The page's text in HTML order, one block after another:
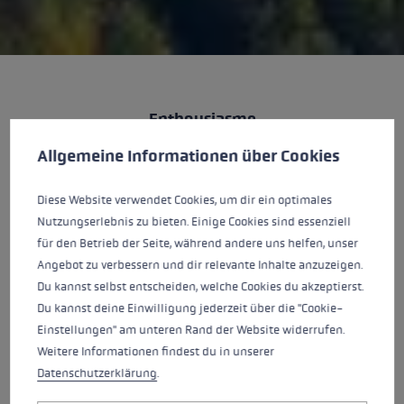
Enthousiasme
avec détermination, enthousiasme naturel et
dévouement. Nous sommes passionnés par le
sport dans la nature et nous vivons pour nos
produits. Nous sommes fiers de pouvoir offrir aux
sportifs le meilleur produit au monde.
Gestion des produits
Préférences en matière de cookies
This website uses cookies to give you the best possible experience.
Allgemeine Informationen über Cookies
Diese Website verwendet Cookies, um dir ein optimales
Nutzungserlebnis zu bieten. Einige Cookies sind essenziell
für den Betrieb der Seite, während andere uns helfen, unser
Angebot zu verbessern und dir relevante Inhalte anzuzeigen.
Du kannst selbst entscheiden, welche Cookies du akzeptierst.
Du kannst deine Einwilligung jederzeit über die "Cookie-
Einstellungen" am unteren Rand der Website widerrufen.
Weitere Informationen findest du in unserer
Datenschutzerklärung.